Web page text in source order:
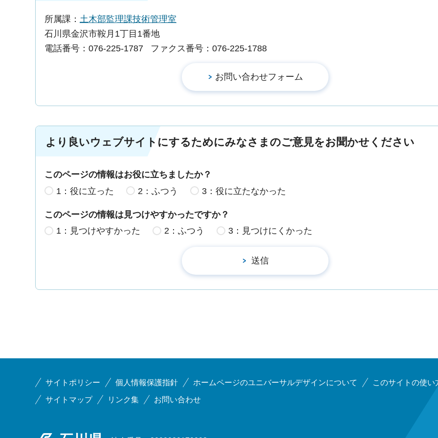
所属課： 土木部監理課技術管理室
石川県金沢市鞍月1丁目1番地
電話番号：076-225-1787
ファクス番号：076-225-1788
より良いウェブサイトにするためにみなさまのご意見をお聞かせください
このページの情報はお役に立ちましたか？
1：役に立った
2：ふつう 3：役に立たなかった
このページの情報は見つけやすかったですか？
1：見つけやすかった
2：ふつう 3：見つけにくかった
サイトポリシー 個人情報保護指針 ホームページのユニバーサルデザインについて このサイトの使い
サイトマップ リンク集 お問い合わせ